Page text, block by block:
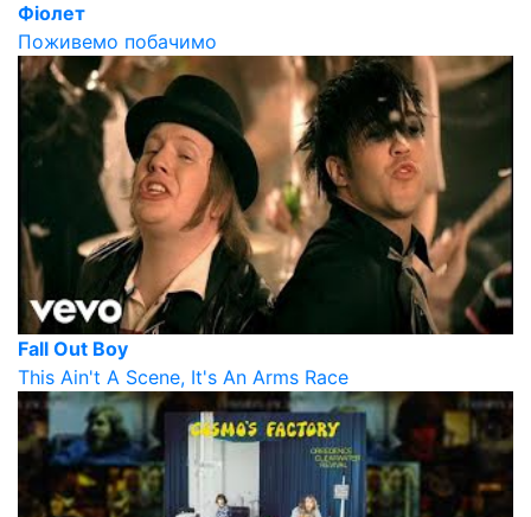
Фіолет
Поживемо побачимо
Fall Out Boy
This Ain't A Scene, It's An Arms Race